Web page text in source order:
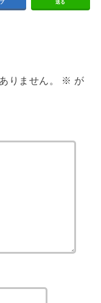
送る
りません。 ※ が